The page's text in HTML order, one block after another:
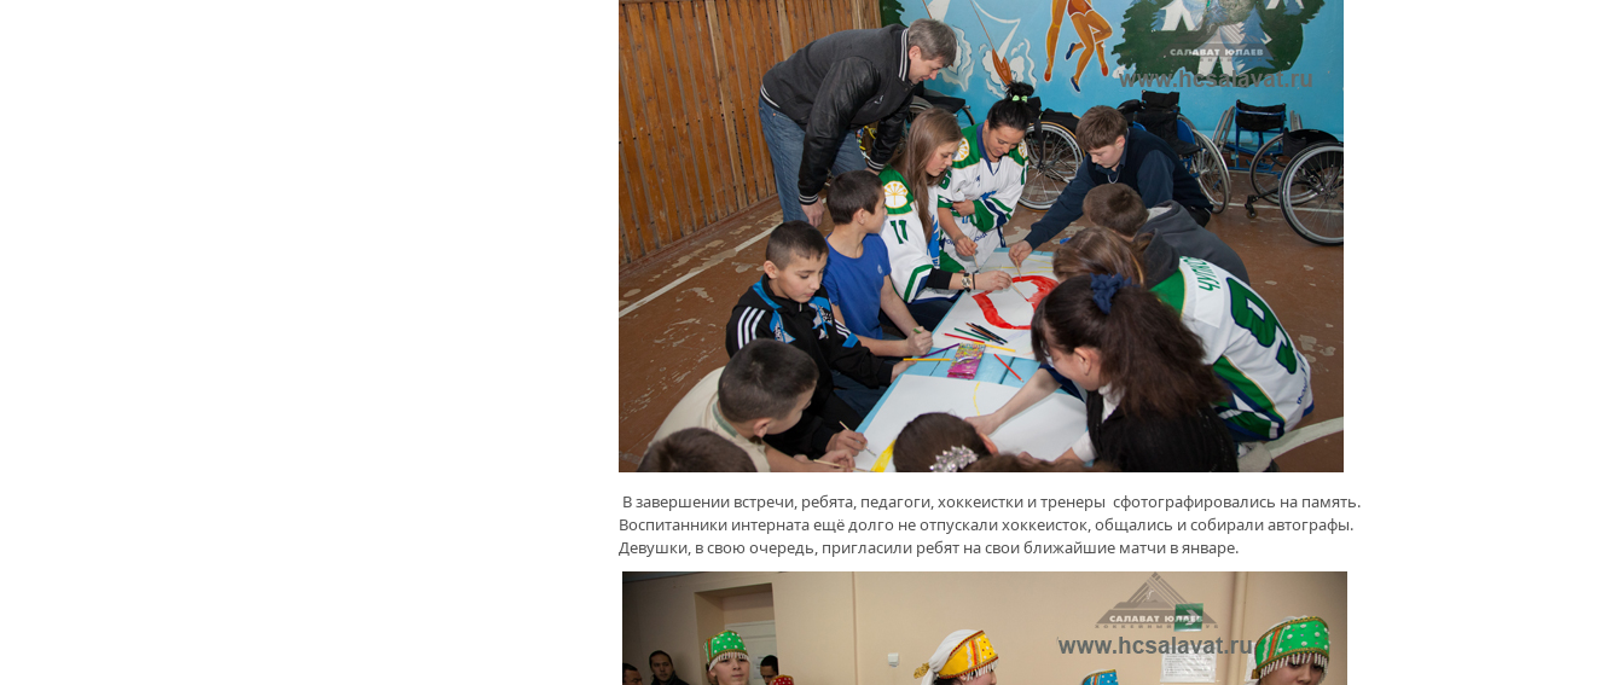
В завершении встречи, ребята, педагоги, хоккеистки и тренеры сфотографировались на память.
Воспитанники интерната ещё долго не отпускали хоккеисток, общались и собирали автографы.
Девушки, в свою очередь, пригласили ребят на свои ближайшие матчи в январе.